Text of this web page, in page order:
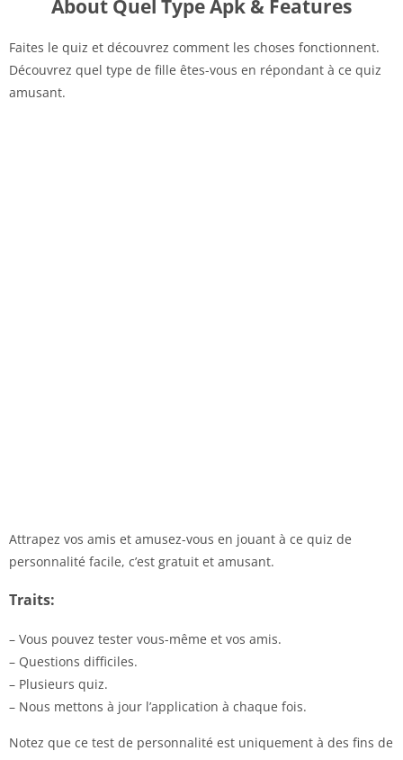
About Quel Type Apk & Features
Faites le quiz et découvrez comment les choses fonctionnent.
Découvrez quel type de fille êtes-vous en répondant à ce quiz
amusant.
Attrapez vos amis et amusez-vous en jouant à ce quiz de
personnalité facile, c’est gratuit et amusant.
Traits:
– Vous pouvez tester vous-même et vos amis.
– Questions difficiles.
– Plusieurs quiz.
– Nous mettons à jour l’application à chaque fois.
Notez que ce test de personnalité est uniquement à des fins de